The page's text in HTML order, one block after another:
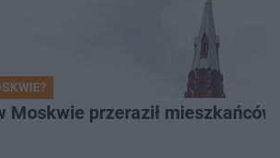
Moskwie przeraził